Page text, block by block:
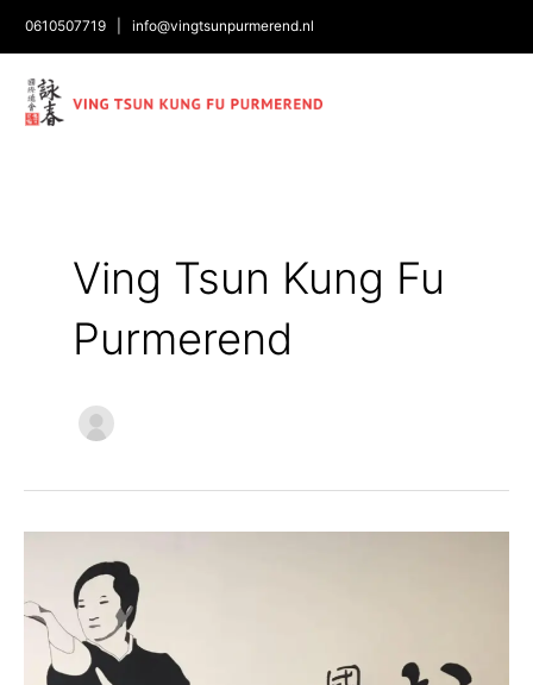
0610507719| info@vingtsunpurmerend.nl
Ving Tsun Kung Fu
Purmerend